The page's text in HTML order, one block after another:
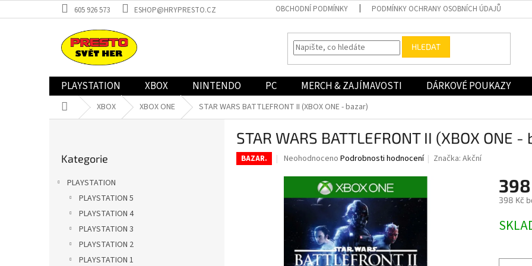
na
605 926 573 ESHOP@HRYPRESTO.CZ OBCHODNÍ PODMÍNKY PODMÍNKY OCHRANY OSOBNÍCH ÚDAJŮ
HLEDAT
PLAYSTATION XBOX NINTENDO PC MERCH & ZAJÍMAVOSTI DÁRKOVÉ POUKAZY
Domů XBOX XBOX ONE STAR WARS BATTLEFRONT II (XBOX ONE - bazar)
kategorie
Kategorie
PLAYSTATION
PLAYSTATION 5
PLAYSTATION 4
PLAYSTATION 3
PLAYSTATION 2
PLAYSTATION 1
STAR WARS BATTLEFRONT II (XBOX ONE -
BAZAR.
Průměrné
produktu
hvězdiček.
Neohodnoceno Podrobnosti hodnocení Značka:Akční
398 Kč
cena: